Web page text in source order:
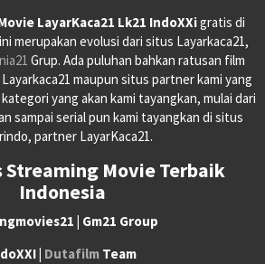
LayarKaca21 Lk21 IndoXXigratis di
merupakan evolusi dari situs Layarkaca21,
Grup. Ada puluhan bahkan ratusan film
maupun situs partner kami yang
yang akan kami tayangkan, mulai dari
sampai serial pun kami tayangkan di situs
partner LayarKaca21.
Streaming Movie Terbaik
Indonesia
| Gm21 Group
| Dutafilm Team